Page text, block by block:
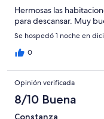
Hermosas las
para descansar. Muy
Se hospedó 1 noche en
0
Opinión verificada
8/10 Buena
Constanza